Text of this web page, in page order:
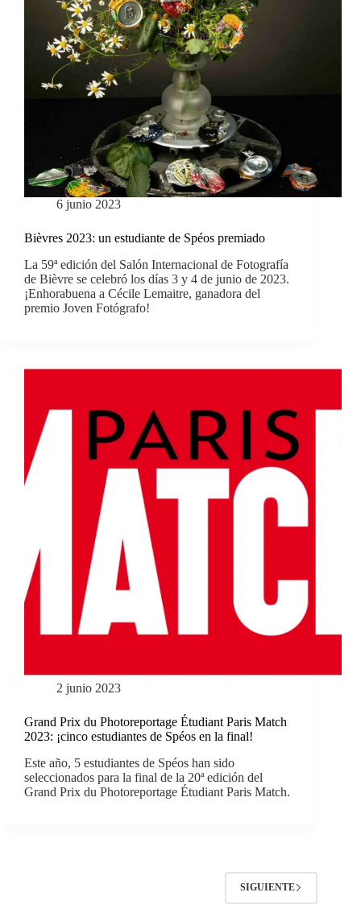
6 junio 2023
Bièvres 2023: un estudiante de Spéos premiado
La 59ª edición del Salón Internacional de Fotografía
de Bièvre se celebró los días 3 y 4 de junio de 2023.
¡Enhorabuena a Cécile Lemaitre, ganadora del
premio Joven Fotógrafo!
2 junio 2023
Grand Prix du Photoreportage Étudiant Paris Match
2023: ¡cinco estudiantes de Spéos en la final!
Este año, 5 estudiantes de Spéos han sido
seleccionados para la final de la 20ª edición del
Grand Prix du Photoreportage Étudiant Paris Match.
SIGUIENTE